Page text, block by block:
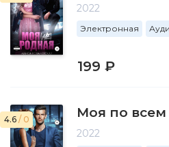
2022
Электронная
199 ₽
4.6 / 0 Моя по всем
2022